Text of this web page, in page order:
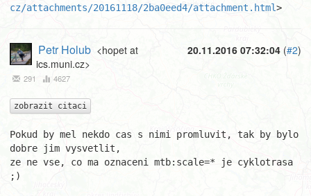
cz/attachments/20161118/2ba0eed4/attachment.html>
20.11.2016 07:32:04 (#2)
Petr Holub <hopet at
ics.muni.cz>
291 4627
zobrazit citaci
Pokud by mel nekdo cas s nimi promluvit, tak by bylo
dobre jim vysvetlit,
ze ne vse, co ma oznaceni mtb:scale=* je cyklotrasa
;)